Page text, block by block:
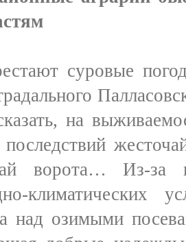
суровые
на
последствий
ворота… Из-за
климатических
над озимыми